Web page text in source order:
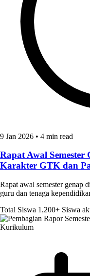
9 Jan 2026 • 4 min read
Rapat Awal Semester
Karakter GTK dan
Rapat awal semester genap
guru dan tenaga
Total Siswa 1,200+ Siswa
Kurikulum